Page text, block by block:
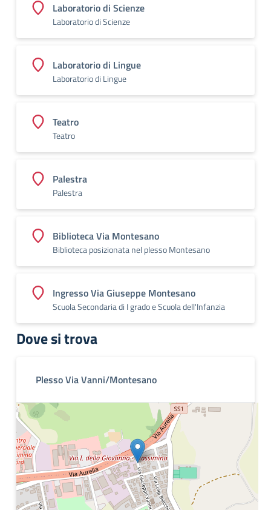
Laboratorio di Scienze
Laboratorio di Scienze
Laboratorio di Lingue
Laboratorio di Lingue
Teatro
Teatro
Palestra
Palestra
Biblioteca Via Montesano
Biblioteca posizionata nel plesso Montesano
Ingresso Via Giuseppe Montesano
Scuola Secondaria di I grado e Scuola dell'Infanzia
Dove si trova
Plesso Via Vanni/Montesano